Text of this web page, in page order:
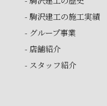
- 駒沢建工の施工実績
- グループ事業
- 店舗紹介
- スタッフ紹介